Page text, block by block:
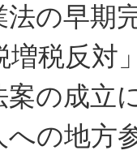
法の早期
増税反対
案の成立
への地方